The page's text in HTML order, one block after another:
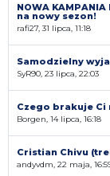
NOWA
na nowy sezon!
rafi27, 31 lipca, 11:18
Samodzielny
SyR90, 23 lipca, 22:03
Czego brakuje Ci
Borgen, 14 lipca, 16:18
Cristian Chivu
andyvdm, 22 maja,